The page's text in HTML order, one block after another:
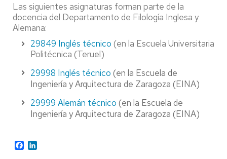
Las siguientes asignaturas forman parte de la
docencia del Departamento de Filología Inglesa y
Alemana:
29849 Inglés técnico (en la Escuela Universitaria
Politécnica (Teruel)
29998 Inglés técnico (en la Escuela de
Ingeniería y Arquitectura de Zaragoza (EINA)
29999 Alemán técnico (en la Escuela de
Ingeniería y Arquitectura de Zaragoza (EINA)
Facebook